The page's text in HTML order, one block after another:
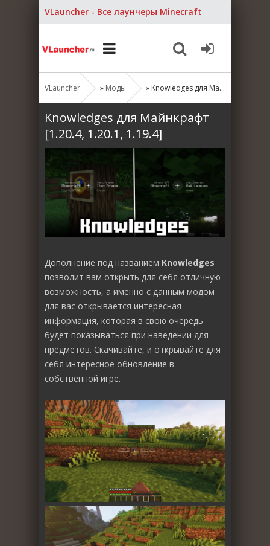
VLauncher - Все лаунчеры Minecraft
VLauncher » Моды » Knowledges для Майнкрафт [1.20.4, 1.20.1, 1.19.4]
Knowledges для Майнкрафт
[1.20.4, 1.20.1, 1.19.4]
Дополнение под названием Knowledges
позволит вам открыть для себя отличную
возможность, а именно с данным модом
для вас открывается интересная
информация, которая в свою очередь
будет показываться при наведении для
предметов. Скачивайте, и открывайте для
себя интересное обновление в
собственной игре.